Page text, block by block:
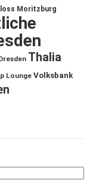
Moritzburg
Thalia
Lounge Volksbank